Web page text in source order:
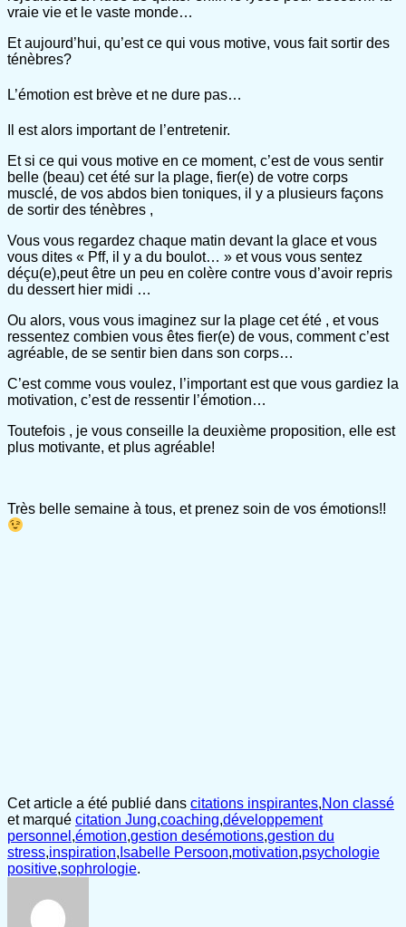
vraie vie et le vaste monde…
Et aujourd’hui, qu’est ce qui vous motive, vous fait sortir des
ténèbres?
L’émotion est brève et ne dure pas…
Il est alors important de l’entretenir.
Et si ce qui vous motive en ce moment, c’est de vous sentir
belle (beau) cet été sur la plage, fier(e) de votre corps
musclé, de vos abdos bien toniques, il y a plusieurs façons
de sortir des ténèbres ,
Vous vous regardez chaque matin devant la glace et vous
vous dites « Pff, il y a du boulot… » et vous vous sentez
déçu(e),peut être un peu en colère contre vous d’avoir repris
du dessert hier midi …
Ou alors, vous vous imaginez sur la plage cet été , et vous
ressentez combien vous êtes fier(e) de vous, comment c’est
agréable, de se sentir bien dans son corps…
C’est comme vous voulez, l’important est que vous gardiez la
motivation, c’est de ressentir l’émotion…
Toutefois , je vous conseille la deuxième proposition, elle est
plus motivante, et plus agréable!
Très belle semaine à tous, et prenez soin de vos émotions!!
Cet article a été publié dans citations inspirantes,Non classé
et marqué citation Jung,coaching,développement
personnel ,émotion,gestion desémotions,gestion du
stress,inspiration, Isabelle Persoon,motivation,psychologie
positive,sophrologie.